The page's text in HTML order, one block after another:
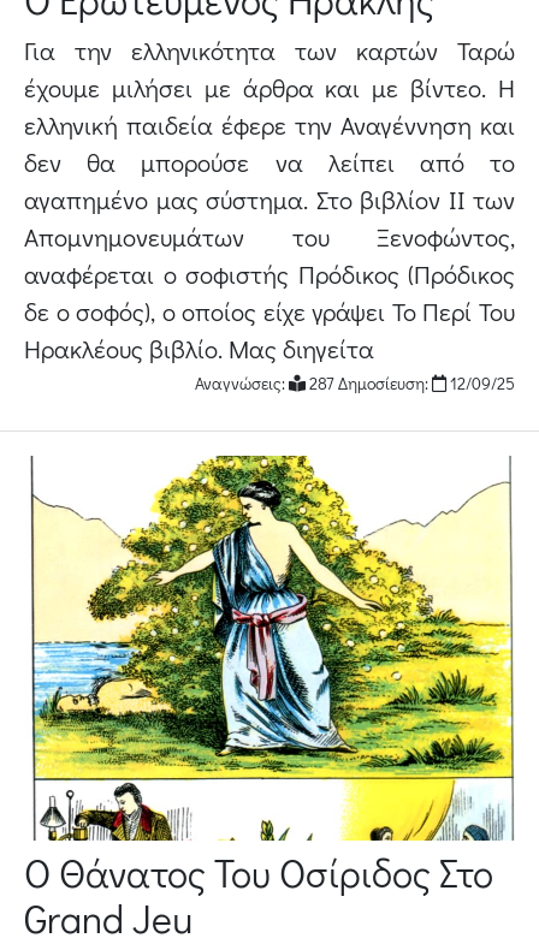
Για την ελληνικότητα των καρτών Ταρώ
έχουμε μιλήσει με άρθρα και με βίντεο. Η
ελληνική παιδεία έφερε την Αναγέννηση και
δεν θα μπορούσε να λείπει από το
αγαπημένο μας σύστημα. Στο βιβλίον ΙΙ των
Απομνημονευμάτων του Ξενοφώντος,
αναφέρεται ο σοφιστής Πρόδικος (Πρόδικος
δε ο σοφός), ο οποίος είχε γράψει Το Περί Του
Ηρακλέους βιβλίο. Μας διηγείτα
Αναγνώσεις: 287 Δημοσίευση: 12/09/25
Ο Θάνατος Του Οσίριδος Στο
Grand Jeu